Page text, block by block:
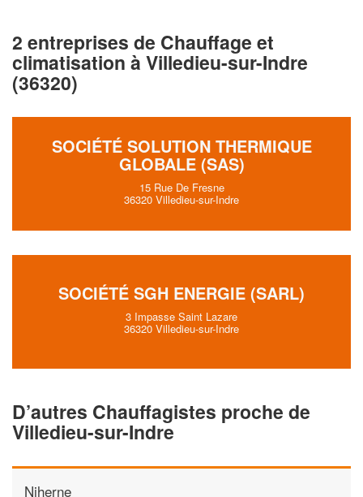
2 entreprises de Chauffage et
climatisation à Villedieu-sur-Indre
(36320)
SOCIÉTÉ SOLUTION THERMIQUE
GLOBALE (SAS)
15 Rue De Fresne
36320 Villedieu-sur-Indre
SOCIÉTÉ SGH ENERGIE (SARL)
3 Impasse Saint Lazare
36320 Villedieu-sur-Indre
D’autres Chauffagistes proche de
Villedieu-sur-Indre
Niherne